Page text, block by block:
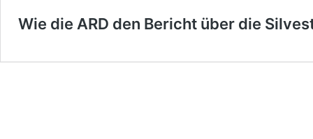
Wie die ARD den Bericht über die